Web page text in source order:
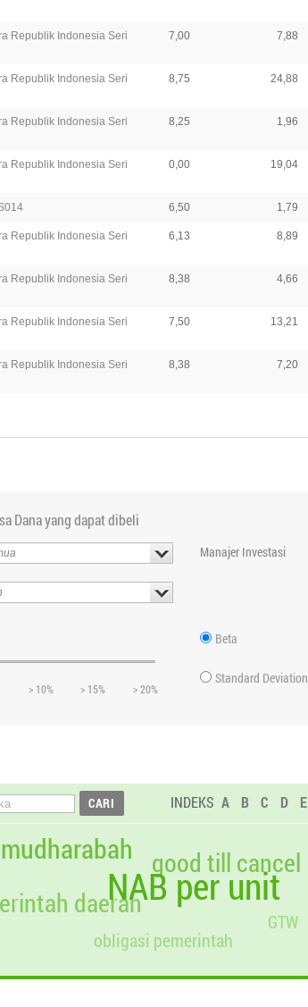
Republik Indonesia Seri
7,00 7,88
Republik Indonesia Seri
8,75 24,88
Republik Indonesia Seri
8,25 1,96
Republik Indonesia Seri
0,00 19,04
6,50 1,79
Republik Indonesia Seri
6,13 8,89
Republik Indonesia Seri
8,38 4,66
Republik Indonesia Seri
7,50 13,21
Republik Indonesia Seri
8,38 7,20
Dana yang dapat dibeli
> 10% > 15% > 20%
Manajer Investasi
Beta
Standard Deviation
INDEKS A B C D E
NAB per unit
obligasi pemerintah
daerah
good till cancel
GTW